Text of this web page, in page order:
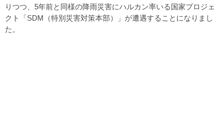
りつつ、5年前と同様の降雨災害にハルカン率いる国家プロジェ
クト「SDM（特別災害対策本部）」が遭遇することになりまし
た。